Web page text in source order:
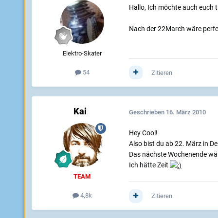
Elektro-Skater
54
Hallo, Ich möchte auch euch
Nach der 22March wäre
Zitieren
Kai
TEAM
4,8k
Geschrieben 16. März 2010
Hey Cool!
Also bist du ab 22. März in
Das nächste Wochenende
Ich hätte Zeit
Zitieren